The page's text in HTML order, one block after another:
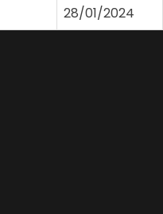
28/01/2024